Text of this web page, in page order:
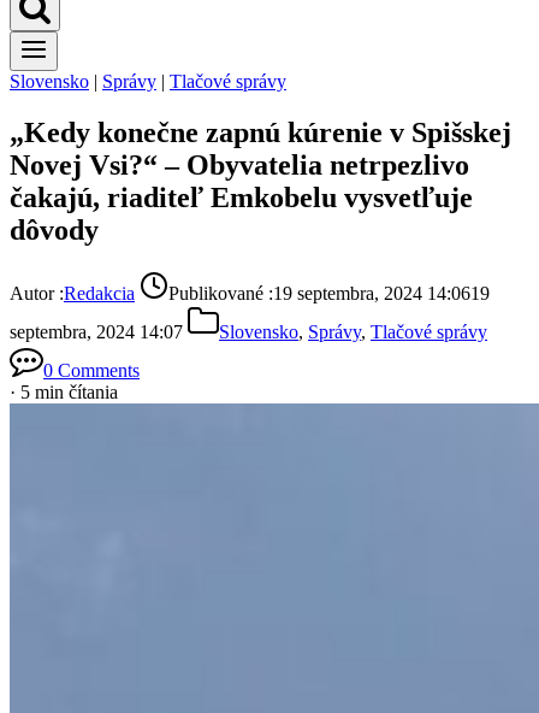
Slovensko | Správy | Tlačové správy
„Kedy konečne zapnú kúrenie v Spišskej
Novej Vsi?“ – Obyvatelia netrpezlivo
čakajú, riaditeľ Emkobelu vysvetľuje
dôvody
Autor :Redakcia Publikované :19 septembra, 2024 14:0619
septembra, 2024 14:07
Slovensko, Správy, Tlačové správy
0 Comments
· 5 min čítania